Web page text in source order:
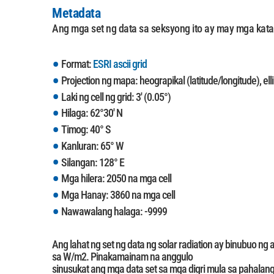
Metadata
Ang mga set ng data sa seksyong ito ay may mga
Format:ESRI ascii grid
Projection ng mapa: heograpikal (latitude/longitude),
Laki ng cell ng grid: 3' (0.05°)
Hilaga: 62°30' N
Timog: 40° S
Kanluran: 65° W
Silangan: 128° E
Mga hilera: 2050 na mga cell
Mga Hanay: 3860 na mga cell
Nawawalang halaga: -9999
Ang lahat ng set ng data ng solar radiation ay binubuo
sa W/m2. Pinakamainam na anggulo
sinusukat ang mga data set sa mga digri mula sa